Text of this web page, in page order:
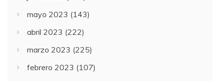
mayo 2023 (143)
abril 2023 (222)
marzo 2023 (225)
febrero 2023 (107)